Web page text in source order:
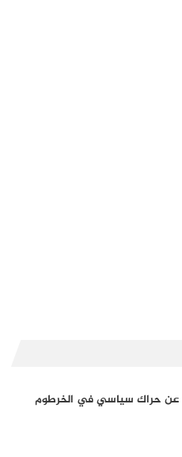
عن حراك سياسي في الخرطوم